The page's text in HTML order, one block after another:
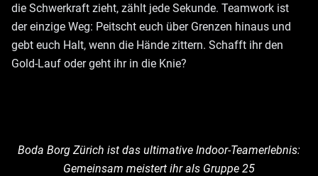
die Schwerkraft zieht, zählt jede Sekunde. Teamwork ist
der einzige Weg: Peitscht euch über Grenzen hinaus und
gebt euch Halt, wenn die Hände zittern. Schafft ihr den
Gold-Lauf oder geht ihr in die Knie?
Boda Borg Zürich ist das ultimative Indoor-Teamerlebnis:
Gemeinsam meistert ihr als Gruppe 25